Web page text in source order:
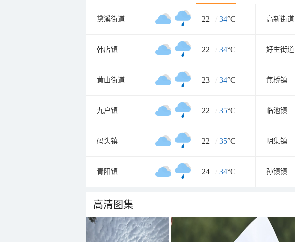
黛溪街道 22 / 34°C 高新街道
韩店镇 22 / 34°C 好生街道
黄山街道 23 / 34°C 焦桥镇
九户镇 22 / 35°C 临池镇
码头镇 22 / 35°C 明集镇
青阳镇 24 / 34°C 孙镇镇
高清图集